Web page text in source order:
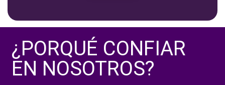
¿PORQUÉ CONFIAR
EN NOSOTROS?